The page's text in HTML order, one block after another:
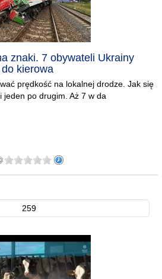
znaki. 7 obywateli Ukrainy
kierowa
prędkość na lokalnej drodze. Jak się
jeden po drugim. Aż 7 w da
259